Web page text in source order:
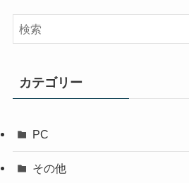
カテゴリー
PC
その他